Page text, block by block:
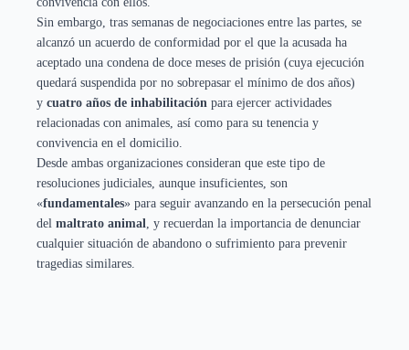
Sin embargo, tras semanas de negociaciones entre las partes, se
alcanzó un acuerdo de conformidad por el que la acusada ha
aceptado una condena de doce meses de prisión (cuya ejecución
quedará suspendida por no sobrepasar el mínimo de dos años)
y cuatro años de inhabilitación para ejercer actividades
relacionadas con animales, así como para su tenencia y
convivencia en el domicilio.
Desde ambas organizaciones consideran que este tipo de
resoluciones judiciales, aunque insuficientes, son
«fundamentales» para seguir avanzando en la persecución penal
del maltrato animal, y recuerdan la importancia de denunciar
cualquier situación de abandono o sufrimiento para prevenir
tragedias similares.